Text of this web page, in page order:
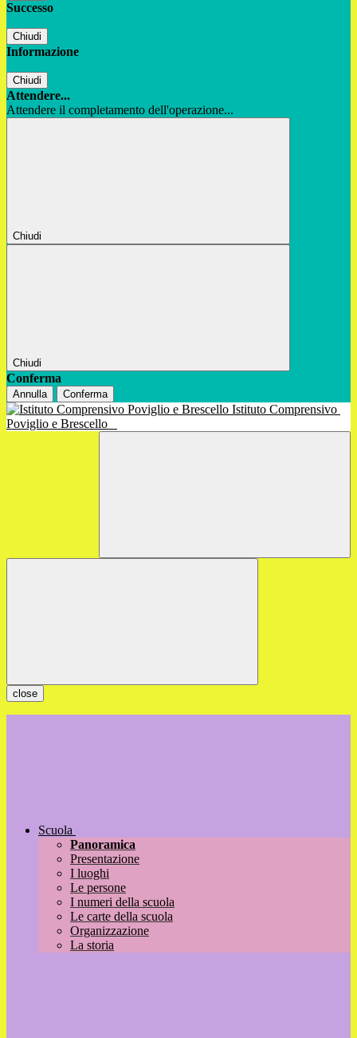
Successo
Chiudi
Informazione
Chiudi
Attendere...
Attendere il completamento dell'operazione...
Chiudi
Chiudi
Conferma
Annulla Conferma
Istituto Comprensivo
Poviglio e Brescello
close
Scuola
Panoramica
Presentazione
I luoghi
Le persone
I numeri della scuola
Le carte della scuola
Organizzazione
La storia